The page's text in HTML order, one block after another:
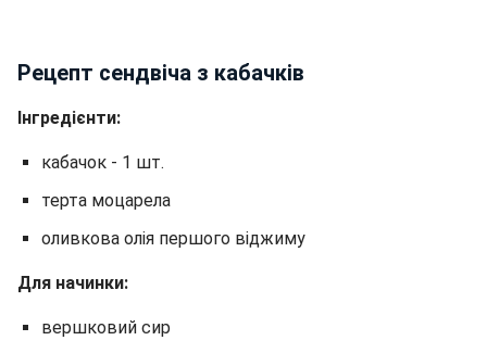
Рецепт сендвіча з кабачків
Інгредієнти:
кабачок - 1 шт.
терта моцарела
оливкова олія першого віджиму
Для начинки:
вершковий сир